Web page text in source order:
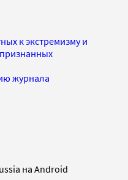
к экстремизму и
журнала
на Android